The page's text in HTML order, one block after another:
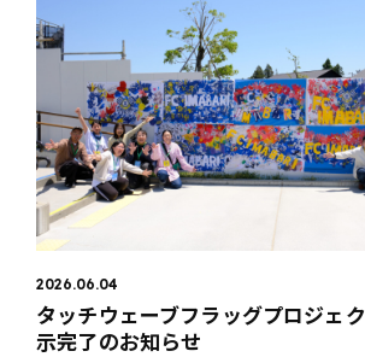
2026.06.04
タッチウェーブフラッグプロジェ
示完了のお知らせ